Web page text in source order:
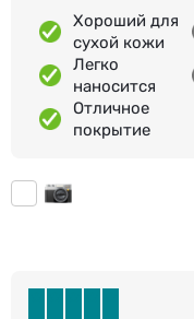
Хороший для
сухой кожи
Легко
наносится
Отличное
покрытие